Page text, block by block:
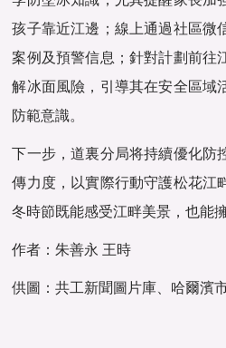
孩子靠近江邊；線上通過社區微
案例及預警信息；針對計劃前往
解冰面風險，引導其在安全區域
防範意識。
下一步，道裏分局将持續優化防
傳力度，以實際行動守護松花江
冬時節既能感受江畔美景，也能
作者：朱善永 王時
供圖：共工新聞圖片庫、哈爾濱